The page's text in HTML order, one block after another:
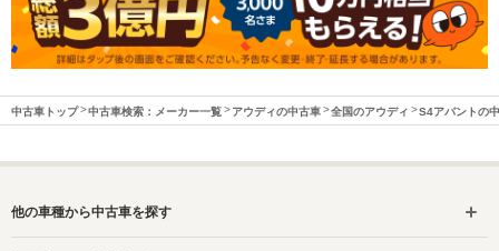
中古車トップ 中古車検索：メーカー一覧 アウディの中古車 全国のアウディ S4アバントの
他の車種から中古車を探す